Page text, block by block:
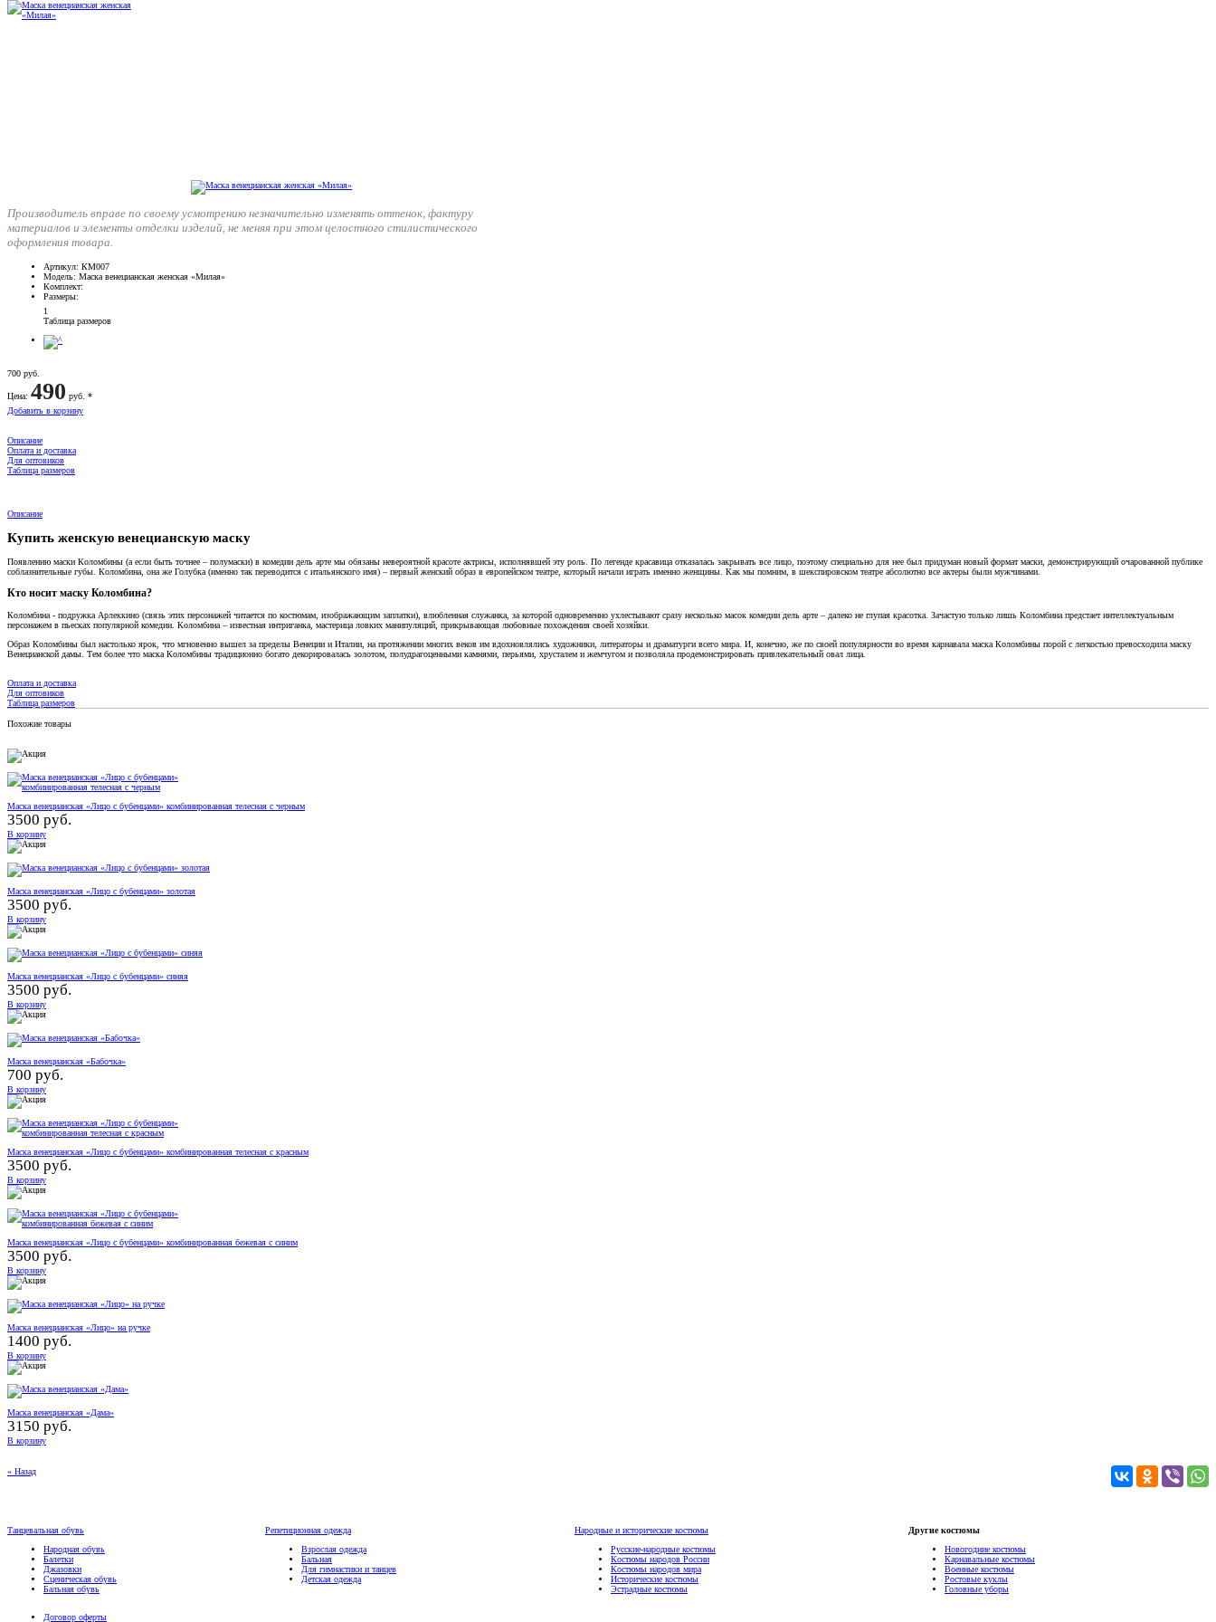
Производитель вправе по своему усмотрению незначительно изменять оттенок, фактуру
материалов и элементы отделки изделий, не меняя при этом целостного стилистического
оформления товара.
Артикул: КМ007
Модель: Маска венецианская женская «Милая»
Комплект:
Размеры:
1
Таблица размеров
700 руб.
Цена: 490 руб. *
Добавить в корзину
Описание
Оплата и доставка
Для оптовиков
Таблица размеров
Описание
Купить женскую венецианскую маску
Появлению маски Коломбины (а если быть точнее – полумаски) в комедии дель арте мы обязаны невероятной красоте актрисы, исполнявшей эту роль. По легенде красавица отказалась закрывать все лицо, поэтому специально для нее был придуман новый формат маски, демонстрирующий очарованной публике
соблазнительные губы. Коломбина, она же Голубка (именно так переводится с итальянского имя) – первый женский образ в европейском театре, который начали играть именно женщины. Как мы помним, в шекспировском театре абсолютно все актеры были мужчинами.
Кто носит маску Коломбина?
Коломбина - подружка Арлеккино (связь этих персонажей читается по костюмам, изображающим заплатки), влюбленная служанка, за которой одновременно ухлестывают сразу несколько масок комедии дель арте – далеко не глупая красотка. Зачастую только лишь Коломбина предстает интеллектуальным
персонажем в пьесках популярной комедии. Коломбина – известная интриганка, мастерица ловких манипуляций, прикрывающая любовные похождения своей хозяйки.
Образ Коломбины был настолько ярок, что мгновенно вышел за пределы Венеции и Италии, на протяжении многих веков им вдохновлялись художники, литераторы и драматурги всего мира. И, конечно, же по своей популярности во время карнавала маска Коломбины порой с легкостью превосходила маску
Венецианской дамы. Тем более что маска Коломбины традиционно богато декорировалась золотом, полудрагоценными камнями, перьями, хрусталем и жемчугом и позволяла продемонстрировать привлекательный овал лица.
Оплата и доставка
Для оптовиков
Таблица размеров
Похожие товары
Маска венецианская «Лицо с бубенцами» комбинированная телесная с черным
3500 руб.
В корзину
Маска венецианская «Лицо с бубенцами» золотая
3500 руб.
В корзину
Маска венецианская «Лицо с бубенцами» синяя
3500 руб.
В корзину
Маска венецианская «Бабочка»
700 руб.
В корзину
Маска венецианская «Лицо с бубенцами» комбинированная телесная с красным
3500 руб.
В корзину
Маска венецианская «Лицо с бубенцами» комбинированная бежевая с синим
3500 руб.
В корзину
Маска венецианская «Лицо» на ручке
1400 руб.
В корзину
Маска венецианская «Дама»
3150 руб.
В корзину
« Назад
Танцевальная обувь
Народная обувь
Балетки
Джазовки
Сценическая обувь
Бальная обувь
Репетиционная одежда
Взрослая одежда
Бальная
Для гимнастики и танцев
Детская одежда
Народные и исторические костюмы
Русские-народные костюмы
Костюмы народов России
Костюмы народов мира
Исторические костюмы
Эстрадные костюмы
Другие костюмы
Новогодние костюмы
Карнавальные костюмы
Военные костюмы
Ростовые куклы
Головные уборы
Договор оферты